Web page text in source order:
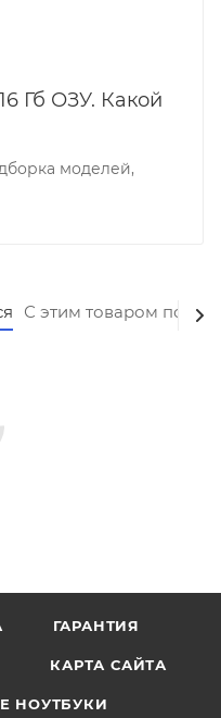
Гб ОЗУ. Какой
моделей,
С этим товаром
ГАРАНТИЯ
КАРТА САЙТА
НОУТБУКИ